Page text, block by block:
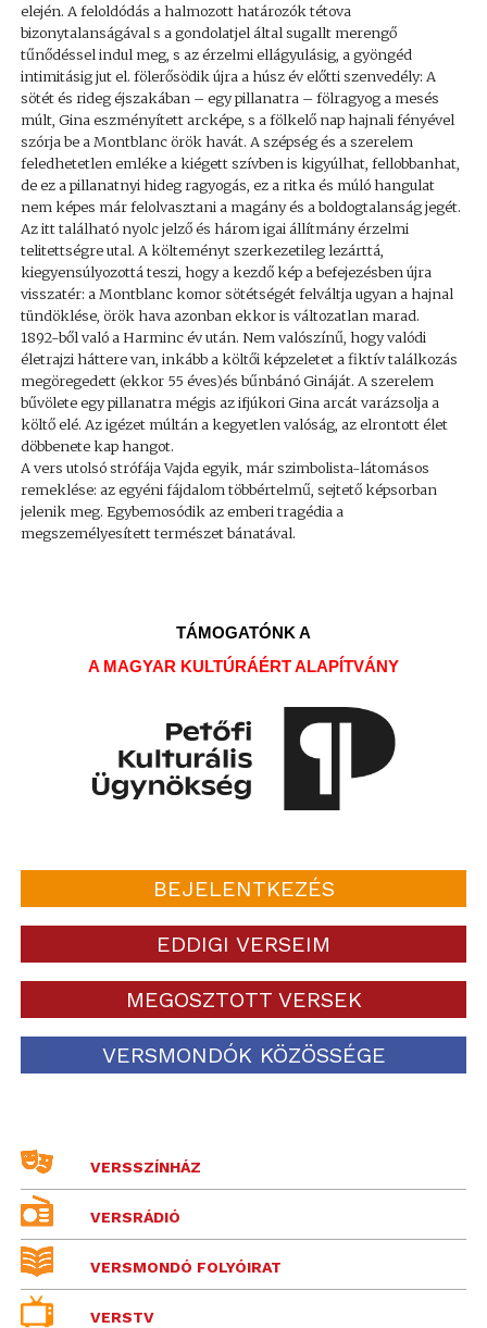
elején. A feloldódás a halmozott határozók tétova
bizonytalanságával s a gondolatjel által sugallt merengő
tűnődéssel indul meg, s az érzelmi ellágyulásig, a gyöngéd
intimitásig jut el. fölerősödik újra a húsz év előtti szenvedély: A
sötét és rideg éjszakában – egy pillanatra – fölragyog a mesés
múlt, Gina eszményített arcképe, s a fölkelő nap hajnali fényével
szórja be a Montblanc örök havát. A szépség és a szerelem
feledhetetlen emléke a kiégett szívben is kigyúlhat, fellobbanhat,
de ez a pillanatnyi hideg ragyogás, ez a ritka és múló hangulat
nem képes már felolvasztani a magány és a boldogtalanság jegét.
Az itt található nyolc jelző és három igai állítmány érzelmi
telitettségre utal. A költeményt szerkezetileg lezárttá,
kiegyensúlyozottá teszi, hogy a kezdő kép a befejezésben újra
visszatér: a Montblanc komor sötétségét felváltja ugyan a hajnal
tündöklése, örök hava azonban ekkor is változatlan marad.
1892-ből való a Harminc év után. Nem valószínű, hogy valódi
életrajzi háttere van, inkább a költői képzeletet a fiktív találkozás
megöregedett (ekkor 55 éves)és bűnbánó Gináját. A szerelem
bűvölete egy pillanatra mégis az ifjúkori Gina arcát varázsolja a
költő elé. Az igézet múltán a kegyetlen valóság, az elrontott élet
döbbenete kap hangot.
A vers utolsó strófája Vajda egyik, már szimbolista-látomásos
remeklése: az egyéni fájdalom többértelmű, sejtető képsorban
jelenik meg. Egybemosódik az emberi tragédia a
megszemélyesített természet bánatával.
TÁMOGATÓNK A
A MAGYAR KULTÚRÁÉRT ALAPÍTVÁNY
BEJELENTKEZÉS
EDDIGI VERSEIM
MEGOSZTOTT VERSEK
VERSMONDÓK KÖZÖSSÉGE
VERSSZÍNHÁZ
VERSRÁDIÓ
VERSMONDÓ FOLYÓIRAT
VERSTV